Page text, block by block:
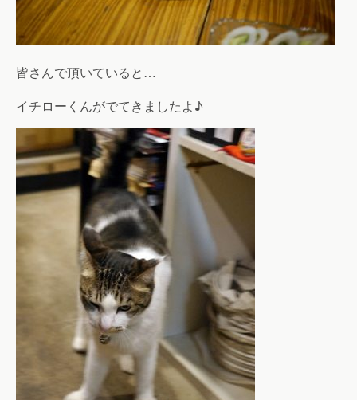
皆さんで頂いていると…
イチローくんがでてきましたよ♪